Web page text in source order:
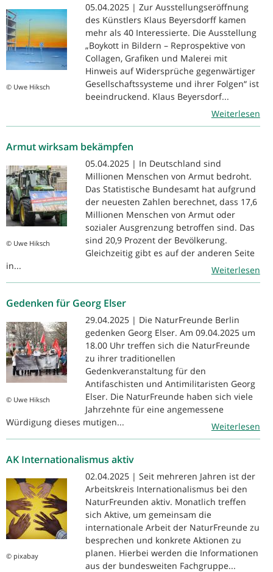
© Uwe Hiksch
05.04.2025 | Zur Ausstellungseröffnung
des Künstlers Klaus Beyersdorff kamen
mehr als 40 Interessierte. Die Ausstellung
„Boykott in Bildern – Reprospektive von
Collagen, Grafiken und Malerei mit
Hinweis auf Widersprüche gegenwärtiger
Gesellschaftssysteme und ihrer Folgen“ ist
beeindruckend. Klaus Beyersdorf...
Weiterlesen
Armut wirksam bekämpfen
© Uwe Hiksch
05.04.2025 | In Deutschland sind
Millionen Menschen von Armut bedroht.
Das Statistische Bundesamt hat aufgrund
der neuesten Zahlen berechnet, dass 17,6
Millionen Menschen von Armut oder
sozialer Ausgrenzung betroffen sind. Das
sind 20,9 Prozent der Bevölkerung.
Gleichzeitig gibt es auf der anderen Seite
in...
Weiterlesen
Gedenken für Georg Elser
© Uwe Hiksch
29.04.2025 | Die NaturFreunde Berlin
gedenken Georg Elser. Am 09.04.2025 um
18.00 Uhr treffen sich die NaturFreunde
zu ihrer traditionellen
Gedenkveranstaltung für den
Antifaschisten und Antimilitaristen Georg
Elser. Die NaturFreunde haben sich viele
Jahrzehnte für eine angemessene
Würdigung dieses mutigen...
Weiterlesen
AK Internationalismus aktiv
© pixabay
02.04.2025 | Seit mehreren Jahren ist der
Arbeitskreis Internationalismus bei den
NaturFreunden aktiv. Monatlich treffen
sich Aktive, um gemeinsam die
internationale Arbeit der NaturFreunde zu
besprechen und konkrete Aktionen zu
planen. Hierbei werden die Informationen
aus der bundesweiten Fachgruppe...